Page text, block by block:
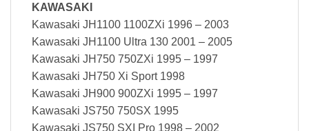
KAWASAKI
Kawasaki JH1100 1100ZXi 1996 – 2003
Kawasaki JH1100 Ultra 130 2001 – 2005
Kawasaki JH750 750ZXi 1995 – 1997
Kawasaki JH750 Xi Sport 1998
Kawasaki JH900 900ZXi 1995 – 1997
Kawasaki JS750 750SX 1995
Kawasaki JS750 SXI Pro 1998 – 2002